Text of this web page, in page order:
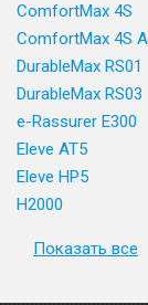
ComfortMax 4S
ComfortMax 4S
DurableMax RS01
DurableMax RS03
e-Rassurer E300
Eleve AT5
Eleve HP5
H2000
Показать все